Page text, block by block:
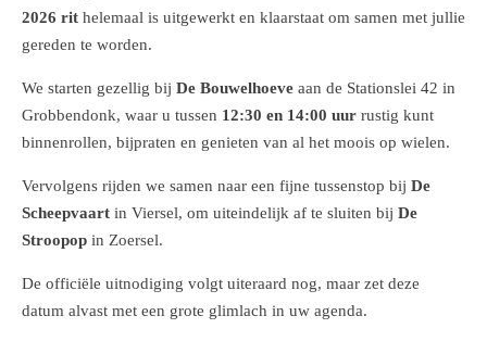
2026 rit helemaal is uitgewerkt en klaarstaat om samen met jullie
gereden te worden.
We starten gezellig bij De Bouwelhoeve aan de Stationslei 42 in
Grobbendonk, waar u tussen 12:30 en 14:00 uur rustig kunt
binnenrollen, bijpraten en genieten van al het moois op wielen.
Vervolgens rijden we samen naar een fijne tussenstop bij De
Scheepvaart in Viersel, om uiteindelijk af te sluiten bij De
Stroopop in Zoersel.
De officiële uitnodiging volgt uiteraard nog, maar zet deze
datum alvast met een grote glimlach in uw agenda.